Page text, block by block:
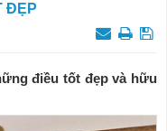
ĐẸP
điều tốt đẹp và hữu